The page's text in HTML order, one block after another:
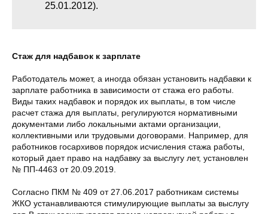
25.01.2012).
Стаж для надбавок к зарплате
Работодатель может, а иногда обязан установить надбавки к
зарплате работника в зависимости от стажа его работы.
Виды таких надбавок и порядок их выплаты, в том числе
расчет стажа для выплаты, регулируются нормативными
документами либо локальными актами организации,
коллективными или трудовыми договорами. Например, для
работников госархивов порядок исчисления стажа работы,
который дает право на надбавку за выслугу лет, установлен
№ ПП-4463 от 20.09.2019.
Согласно ПКМ № 409 от 27.06.2017 работникам системы
ЖКО устанавливаются стимулирующие выплаты за выслугу